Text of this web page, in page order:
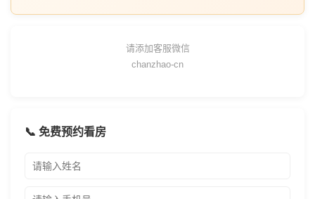
请添加客服微信
chanzhao-cn
📞 免费预约看房